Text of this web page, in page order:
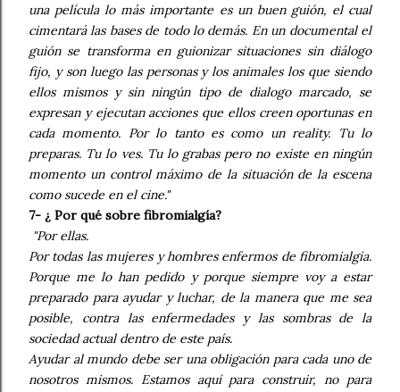
una película lo más importante es un buen guión, el cual
cimentará las bases de todo lo demás. En un documental el
guión se transforma en guionizar situaciones sin diálogo
fijo, y son luego las personas y los animales los que siendo
ellos mismos y sin ningún tipo de dialogo marcado, se
expresan y ejecutan acciones que ellos creen oportunas en
cada momento. Por lo tanto es como un reality. Tu lo
preparas. Tu lo ves. Tu lo grabas pero no existe en ningún
momento un control máximo de la situación de la escena
como sucede en el cine."
7- ¿ Por qué sobre fibromialgía?
"Por ellas.
Por todas las mujeres y hombres enfermos de fibromialgía.
Porque me lo han pedido y porque siempre voy a estar
preparado para ayudar y luchar, de la manera que me sea
posible, contra las enfermedades y las sombras de la
sociedad actual dentro de este país.
Ayudar al mundo debe ser una obligación para cada uno de
nosotros mismos. Estamos aquí para construir, no para